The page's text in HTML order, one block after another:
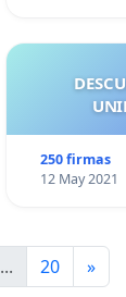
250 firmas
12 May 2021
... 20 »